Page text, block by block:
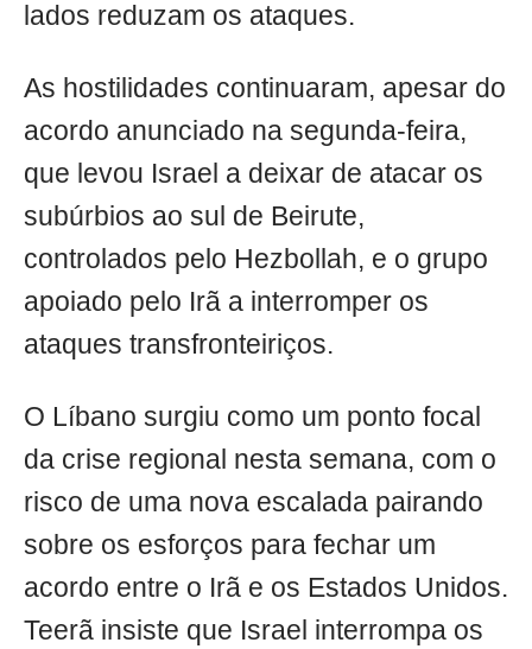
lados reduzam os ataques.
As hostilidades continuaram, apesar do
acordo anunciado na segunda-feira,
que levou Israel a deixar de atacar os
subúrbios ao sul de Beirute,
controlados pelo Hezbollah, e o grupo
apoiado pelo Irã a interromper os
ataques transfronteiriços.
O Líbano surgiu como um ponto focal
da crise regional nesta semana, com o
risco de uma nova escalada pairando
sobre os esforços para fechar um
acordo entre o Irã e os Estados Unidos.
Teerã insiste que Israel interrompa os